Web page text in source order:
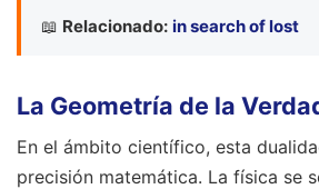
📖 Relacionado: in search of lost
La Geometría de la
En el ámbito científico, esta
precisión matemática. La física se